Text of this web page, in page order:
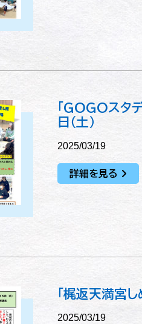
「GOGOスタ
日（土）
2025/03/19
詳細を見る
「梶返天満宮し
2025/03/19